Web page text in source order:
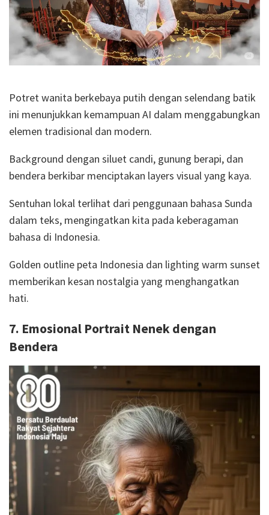
Potret wanita berkebaya putih dengan selendang batik
ini menunjukkan kemampuan AI dalam menggabungkan
elemen tradisional dan modern.
Background dengan siluet candi, gunung berapi, dan
bendera berkibar menciptakan layers visual yang kaya.
Sentuhan lokal terlihat dari penggunaan bahasa Sunda
dalam teks, mengingatkan kita pada keberagaman
bahasa di Indonesia.
Golden outline peta Indonesia dan lighting warm sunset
memberikan kesan nostalgia yang menghangatkan
hati.
7. Emosional Portrait Nenek dengan
Bendera